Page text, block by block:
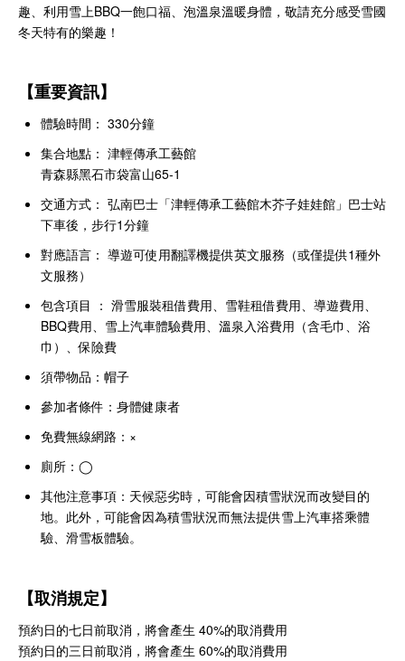
趣、利用雪上BBQ一飽口福、泡溫泉溫暖身體，敬請充分感受雪國
冬天特有的樂趣！
【重要資訊】
體驗時間： 330分鐘
集合地點： 津輕傳承工藝館
青森縣黑石市袋富山65-1
交通方式： 弘南巴士「津輕傳承工藝館木芥子娃娃館」巴士站
下車後，步行1分鐘
對應語言： 導遊可使用翻譯機提供英文服務（或僅提供1種外
文服務）
包含項目 ： 滑雪服裝租借費用、雪鞋租借費用、導遊費用、
BBQ費用、雪上汽車體驗費用、溫泉入浴費用（含毛巾、浴
巾）、保險費
須帶物品：帽子
參加者條件：身體健康者
免費無線網路：×
廁所：◯
其他注意事項：天候惡劣時，可能會因積雪狀況而改變目的
地。此外，可能會因為積雪狀況而無法提供雪上汽車搭乘體
驗、滑雪板體驗。
【取消規定】
預約日的七日前取消，將會產生 40%的取消費用
預約日的三日前取消，將會產生 60%的取消費用